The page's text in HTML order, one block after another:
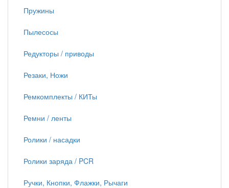
Пружины
Пылесосы
Редукторы / приводы
Резаки, Ножи
Ремкомплекты / КИТы
Ремни / ленты
Ролики / насадки
Ролики заряда / PCR
Ручки, Кнопки, Флажки, Рычаги